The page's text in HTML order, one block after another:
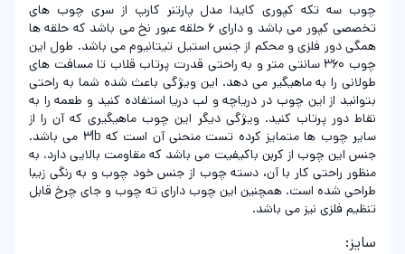
چوب سه تکه کپوری کایدا مدل پارتنر کارپ از سری چوب های
تخصصی کپور می باشد و دارای 6 حلقه عبور نخ می باشد که حلقه ها
همگی دور فلزی و محکم از جنس استیل تیتانیوم می باشد. طول این
چوب 360 سانتی متر و به راحتی قدرت پرتاب قلاب تا مسافت های
طولانی را به ماهیگیر می دهد. این ویژگی باعث شده شما به راحتی
بتوانید از این چوب در دریاچه و لب دریا استفاده کنید و طعمه را به
نقاط دور پرتاب کنید. ویژگی دیگر این چوب ماهیگیری که آن را از
سایر چوب ها متمایز کرده تست منحنی آن است که 3lb می باشد.
جنس این چوب از کربن باکیفیت می باشد که مقاومت بالایی دارد. به
منظور راحتی کار با آن، دسته چوب از جنس خود چوب و به رنگی زیبا
طراحی شده است. همچنین این چوب دارای ته چوب و جای چرخ قابل
تنظیم فلزی نیز می باشد.
سایز: